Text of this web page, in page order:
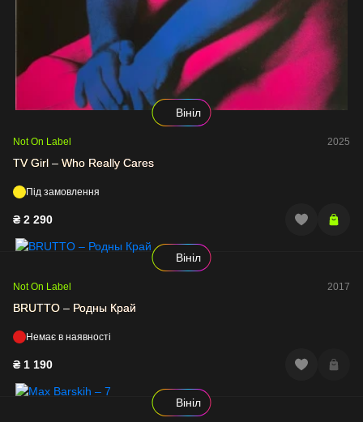
Вініл
Not On Label 2025
TV Girl – Who Really Cares
Під замовлення
₴ 2 290
Вініл
Not On Label 2017
BRUTTO – Родны Край
Немає в наявності
₴ 1 190
Вініл